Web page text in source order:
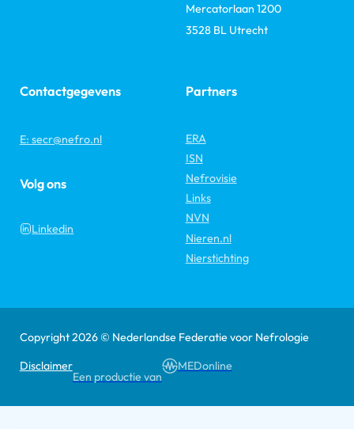
Mercatorlaan 1200
3528 BL Utrecht
Contactgegevens
E: secr@nefro.nl
Volg ons
Linkedin
Partners
ERA
ISN
Nefrovisie
Links
NVN
Nieren.nl
Nierstichting
Copyright 2026 © Nederlandse Federatie voor Nefrologie
Disclaimer
Een productie van
MEDonline